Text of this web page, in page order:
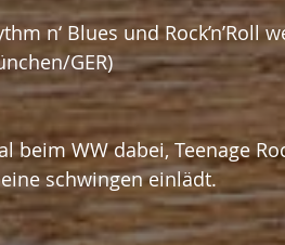
n‘ Blues und Rock’n’Roll
GER)
beim WW dabei, Teenage
schwingen einlädt.